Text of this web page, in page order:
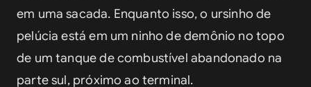
em uma sacada. Enquanto isso, o ursinho de
pelúcia está em um ninho de demônio no topo
de um tanque de combustível abandonado na
parte sul, próximo ao terminal.